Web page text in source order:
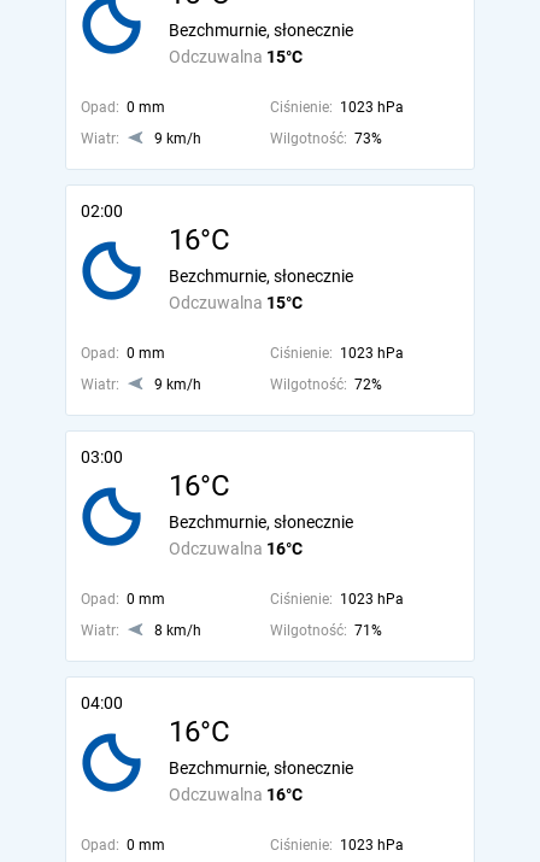
Odczuwalna 15°C
Bezchmurnie, słonecznie
Opad: 0 mm Ciśnienie: 1023 hPa
Wiatr:
9 km/h Wilgotność: 73%
02:00
16°C
Odczuwalna 15°C
Bezchmurnie, słonecznie
Opad: 0 mm Ciśnienie: 1023 hPa
Wiatr:
9 km/h Wilgotność: 72%
03:00
16°C
Odczuwalna 16°C
Bezchmurnie, słonecznie
Opad: 0 mm Ciśnienie: 1023 hPa
Wiatr:
8 km/h Wilgotność: 71%
04:00
16°C
Odczuwalna 16°C
Bezchmurnie, słonecznie
Opad: 0 mm Ciśnienie: 1023 hPa